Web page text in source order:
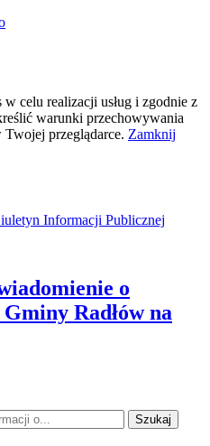
w celu realizacji usług i zgodnie z
warunki przechowywania
Twojej przeglądarce. Zamknij
Informacji Publicznej
o
Radłów na
Szukaj